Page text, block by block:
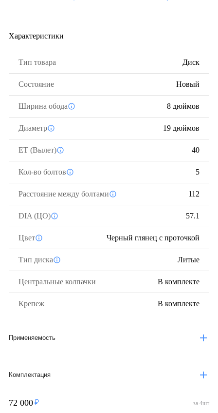
Характеристики
Тип товара Диск
Состояние Новый
Ширина обода 8 дюймов
Диаметр 19 дюймов
ЕТ (Вылет) 40
Кол-во болтов 5
Расстояние между болтами 112
DIA (ЦО) 57.1
Цвет Черный глянец с проточкой
Тип диска Литые
Центральные колпачки В комплекте
Крепеж В комплекте
Применяемость
Комплектация
72 000 за 4шт